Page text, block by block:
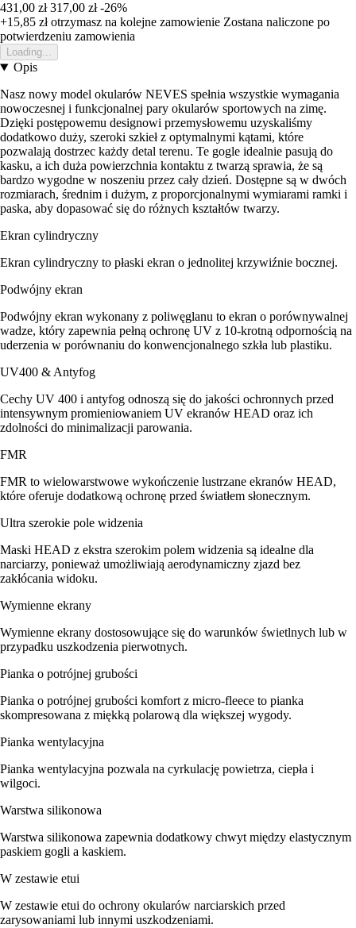
431,00 zł 317,00 zł -26%
+15,85 złotrzymasz na kolejne zamowienie Zostana naliczone po
potwierdzeniu zamowienia
Loading...
Opis
Nasz nowy model okularów NEVES spełnia wszystkie wymagania
nowoczesnej i funkcjonalnej pary okularów sportowych na zimę.
Dzięki postępowemu designowi przemysłowemu uzyskaliśmy
dodatkowo duży, szeroki szkieł z optymalnymi kątami, które
pozwalają dostrzec każdy detal terenu. Te gogle idealnie pasują do
kasku, a ich duża powierzchnia kontaktu z twarzą sprawia, że są
bardzo wygodne w noszeniu przez cały dzień. Dostępne są w dwóch
rozmiarach, średnim i dużym, z proporcjonalnymi wymiarami ramki i
paska, aby dopasować się do różnych kształtów twarzy.
Ekran cylindryczny
Ekran cylindryczny to płaski ekran o jednolitej krzywiźnie bocznej.
Podwójny ekran
Podwójny ekran wykonany z poliwęglanu to ekran o porównywalnej
wadze, który zapewnia pełną ochronę UV z 10-krotną odpornością na
uderzenia w porównaniu do konwencjonalnego szkła lub plastiku.
UV400 & Antyfog
Cechy UV 400 i antyfog odnoszą się do jakości ochronnych przed
intensywnym promieniowaniem UV ekranów HEAD oraz ich
zdolności do minimalizacji parowania.
FMR
FMR to wielowarstwowe wykończenie lustrzane ekranów HEAD,
które oferuje dodatkową ochronę przed światłem słonecznym.
Ultra szerokie pole widzenia
Maski HEAD z ekstra szerokim polem widzenia są idealne dla
narciarzy, ponieważ umożliwiają aerodynamiczny zjazd bez
zakłócania widoku.
Wymienne ekrany
Wymienne ekrany dostosowujące się do warunków świetlnych lub w
przypadku uszkodzenia pierwotnych.
Pianka o potrójnej grubości
Pianka o potrójnej grubości komfort z micro-fleece to pianka
skompresowana z miękką polarową dla większej wygody.
Pianka wentylacyjna
Pianka wentylacyjna pozwala na cyrkulację powietrza, ciepła i
wilgoci.
Warstwa silikonowa
Warstwa silikonowa zapewnia dodatkowy chwyt między elastycznym
paskiem gogli a kaskiem.
W zestawie etui
W zestawie etui do ochrony okularów narciarskich przed
zarysowaniami lub innymi uszkodzeniami.